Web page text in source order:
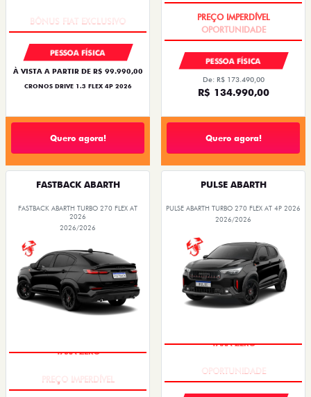
PESSOA FÍSICA
À VISTA A PARTIR DE R$ 99.990,00
CRONOS DRIVE 1.3 FLEX 4P 2026
Quero agora!
PREÇO IMPERDÍVEL
PESSOA FÍSICA
De: R$ 173.490,00
R$ 134.990,00
Quero agora!
FASTBACK ABARTH
FASTBACK ABARTH TURBO 270 FLEX AT
2026
2026/2026
PULSE ABARTH
PULSE ABARTH TURBO 270 FLEX AT 4P 2026
2026/2026